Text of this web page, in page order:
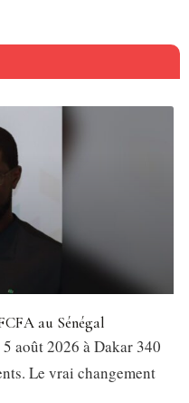
au Sénégal
août 2026 à Dakar 340
Le vrai changement